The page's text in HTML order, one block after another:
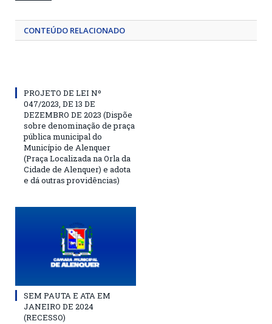
CONTEÚDO RELACIONADO
PROJETO DE LEI Nº
047/2023, DE 13 DE
DEZEMBRO DE 2023 (Dispõe
sobre denominação de praça
pública municipal do
Município de Alenquer
(Praça Localizada na Orla da
Cidade de Alenquer) e adota
e dá outras providências)
SEM PAUTA E ATA EM
JANEIRO DE 2024
(RECESSO)